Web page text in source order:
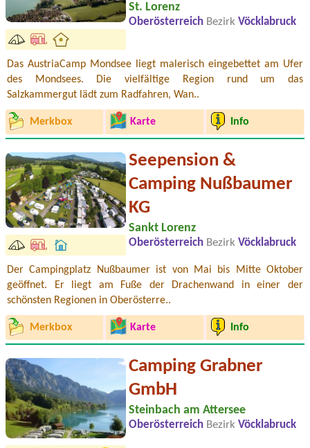
St. Lorenz
Oberösterreich Bezirk Vöcklabruck
Das AustriaCamp Mondsee liegt malerisch eingebettet am Ufer
des Mondsees. Die vielfältige Region rund um das
Salzkammergut lädt zum Radfahren, Wan..
Merkbox Karte Info
Seepension &
Camping Nußbaumer
KG
Sankt Lorenz
Oberösterreich Bezirk Vöcklabruck
Der Campingplatz Nußbaumer ist von Mai bis Mitte Oktober
geöffnet. Er liegt am Fuße der Drachenwand in einer der
schönsten Regionen in Oberösterre..
Merkbox Karte Info
Camping Grabner
GmbH
Steinbach am Attersee
Oberösterreich Bezirk Vöcklabruck